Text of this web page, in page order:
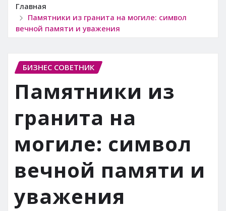
Главная
Памятники из гранита на могиле: символ
вечной памяти и уважения
БИЗНЕС СОВЕТНИК
Памятники из
гранита на
могиле: символ
вечной памяти и
уважения